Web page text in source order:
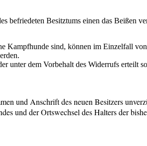
befriedeten Besitztums einen das Beißen
Kampfhunde sind, können im Einzelfall
unter dem Vorbehalt des Widerrufs erteilt
und Anschrift des neuen Besitzers
und der Ortswechsel des Halters der